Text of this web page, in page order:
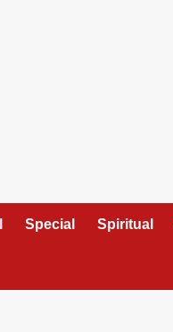
Special Spiritual